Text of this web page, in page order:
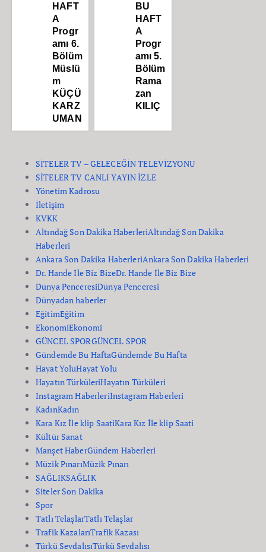
HAFT
A
Progr
amı 6.
Bölüm
Müslü
m
KÜÇÜ
KARZ
UMAN
BU
HAFT
A
Progr
amı 5.
Bölüm
Rama
zan
KILIÇ
SİTELER TV – GELECEĞİN TELEVİZYONU
SİTELER TV CANLI YAYIN İZLE
Yönetim Kadrosu
İletişim
KVKK
Altındağ Son Dakika HaberleriAltındağ Son Dakika
Haberleri
Ankara Son Dakika HaberleriAnkara Son Dakika Haberleri
Dr. Hande İle Biz BizeDr. Hande İle Biz Bize
Dünya PenceresiDünya Penceresi
Dünyadan haberler
EğitimEğitim
EkonomiEkonomi
GÜNCEL SPORGÜNCEL SPOR
Gündemde Bu HaftaGündemde Bu Hafta
Hayat YoluHayat Yolu
Hayatın TürküleriHayatın Türküleri
İnstagram Haberleriİnstagram Haberleri
KadınKadın
Kara Kız İle klip SaatiKara Kız İle klip Saati
Kültür Sanat
Manşet HaberGündem Haberleri
Müzik PınarıMüzik Pınarı
SAĞLIKSAĞLIK
Siteler Son Dakika
Spor
Tatlı TelaşlarTatlı Telaşlar
Trafik KazalarıTrafik Kazası
Türkü SevdalısıTürkü Sevdalısı